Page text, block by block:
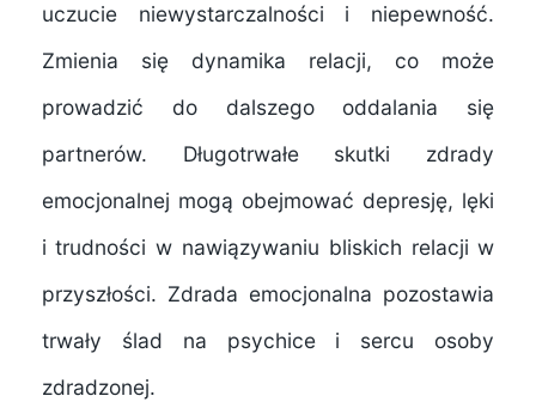
uczucie niewystarczalności i niepewność.
Zmienia się dynamika relacji, co może
prowadzić do dalszego oddalania się
partnerów. Długotrwałe skutki zdrady
emocjonalnej mogą obejmować depresję, lęki
i trudności w nawiązywaniu bliskich relacji w
przyszłości. Zdrada emocjonalna pozostawia
trwały ślad na psychice i sercu osoby
zdradzonej.